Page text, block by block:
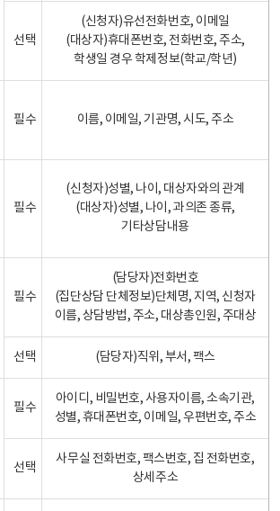
선택
(신청자)유선전화번호, 이메일
(대상자)휴대폰번호, 전화번호, 주소,
학생일 경우 학제정보(학교/학년)
필수 이름, 이메일, 기관명, 시도, 주소
필수
(신청자)성별, 나이, 대상자와의 관계
(대상자)성별, 나이, 과의존 종류,
기타상담내용
필수
(담당자)전화번호
(집단상담 단체정보)단체명, 지역, 신청자
이름, 상담방법, 주소, 대상총인원, 주대상
선택 (담당자)직위, 부서, 팩스
필수
아이디, 비밀번호, 사용자이름, 소속기관,
성별, 휴대폰번호, 이메일, 우편번호, 주소
선택
사무실 전화번호, 팩스번호, 집 전화번호,
상세주소